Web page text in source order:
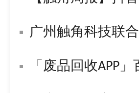
广州触角科技联
「废品回收APP